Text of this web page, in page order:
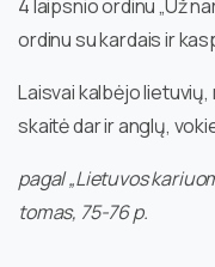
4 laipsnio ordinu „Už
ordinu su kardais ir
Laisvai kalbėjo
skaitė dar ir anglų,
pagal „Lietuvos
tomas, 75-76p.